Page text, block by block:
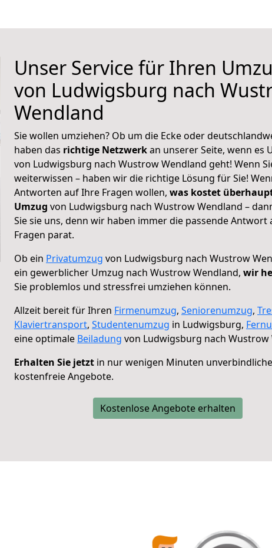
Unser Service für Ihren
von Ludwigsburg nach
Wendland
Sie wollen umziehen? Ob um die Ecke oder
haben das richtige Netzwerkan unserer Seite, wenn es
von Ludwigsburg nach Wustrow Wendland geht! Wenn
weiterwissen – haben wir die richtige Lösung für Sie!
Antworten auf Ihre Fragen wollen, was kostet
Umzug von Ludwigsburg nach Wustrow Wendland –
Sie sie uns, denn wir haben immer die passende Antwort
Fragen parat.
Ob ein Privatumzug von Ludwigsburg nach Wustrow
ein gewerblicher Umzug nach Wustrow Wendland, wir
Sie problemlos und stressfrei umziehen können.
Allzeit bereit für Ihren Firmenumzug, Seniorenumzug,
Klaviertransport, Studentenumzug in Ludwigsburg,
eine optimale Beiladung von Ludwigsburg nach Wustrow
Erhalten Sie jetzt in nur wenigen Minuten
kostenfreie Angebote.
Kostenlose Angebote erhalten